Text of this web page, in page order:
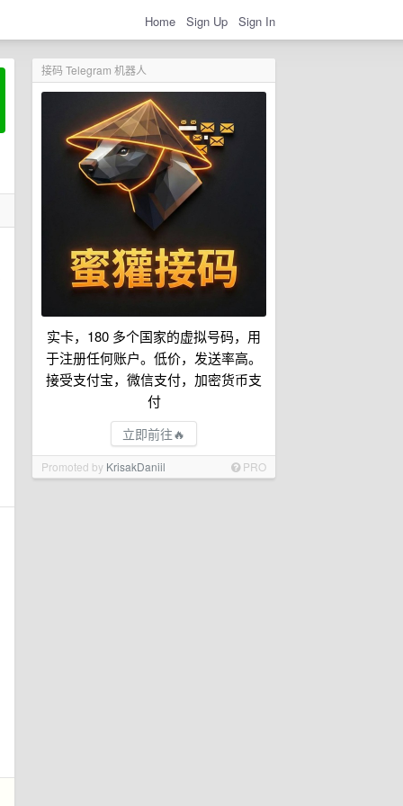
Home Sign Up Sign In
接码 Telegram 机器人
实卡，180 多个国家的虚拟号码，用
于注册任何账户。低价，发送率高。
接受支付宝，微信支付，加密货币支
付
立即前往🔥
Promoted by KrisakDaniil PRO